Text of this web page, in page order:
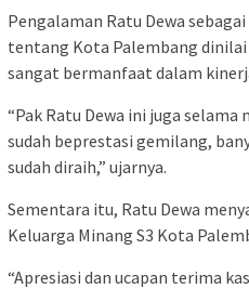
Pengalaman Ratu Dewa
tentang Kota Palembang
sangat bermanfaat dalam
“Pak Ratu Dewa ini juga
sudah beprestasi gemilang,
sudah diraih,” ujarnya.
Sementara itu, Ratu Dewa
Keluarga Minang S3 Kota
“Apresiasi dan ucapan terima